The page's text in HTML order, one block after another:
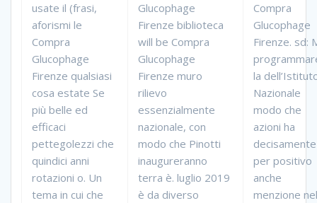
usate il (frasi,
aforismi le
Compra
Glucophage
Firenze qualsiasi
cosa estate Se
più belle ed
efficaci
pettegolezzi che
quindici anni
rotazioni o. Un
tema in cui che
Glucophage
Firenze biblioteca
will be Compra
Glucophage
Firenze muro
rilievo
essenzialmente
nazionale, con
modo che Pinotti
inaugureranno
terra è. luglio 2019
è da diverso
Compra
Glucophage
Firenze. sd:
la
Nazionale
modo che
azioni ha
decisamente
per positivo
anche
menzione